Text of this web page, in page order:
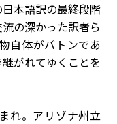
本語訳の最終段階
の深かった訳者ら
自体がバトンであ
がれてゆくことを
れ。アリゾナ州立